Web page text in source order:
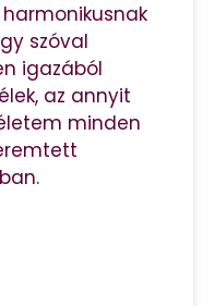
szóval
igazából
az annyit
minden